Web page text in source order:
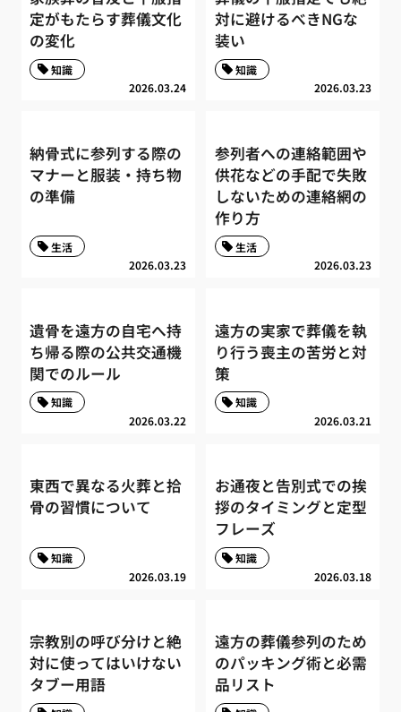
定がもたらす葬儀文化
の変化
2026.03.24
知識
対に避けるべきNGな
装い
2026.03.23
知識
納骨式に参列する際の
マナーと服装・持ち物
の準備
2026.03.23
生活
参列者への連絡範囲や
供花などの手配で失敗
しないための連絡網の
作り方
2026.03.23
生活
遺骨を遠方の自宅へ持
ち帰る際の公共交通機
関でのルール
2026.03.22
知識
遠方の実家で葬儀を執
り行う喪主の苦労と対
策
2026.03.21
知識
東西で異なる火葬と拾
骨の習慣について
2026.03.19
知識
お通夜と告別式での挨
拶のタイミングと定型
フレーズ
2026.03.18
知識
宗教別の呼び分けと絶
対に使ってはいけない
タブー用語
遠方の葬儀参列のため
のパッキング術と必需
品リスト